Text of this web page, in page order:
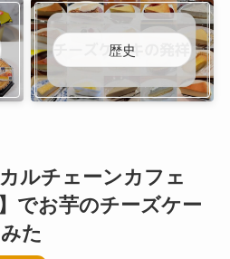
歴史
ルチェーンカフェ
】でお芋のチーズケー
た